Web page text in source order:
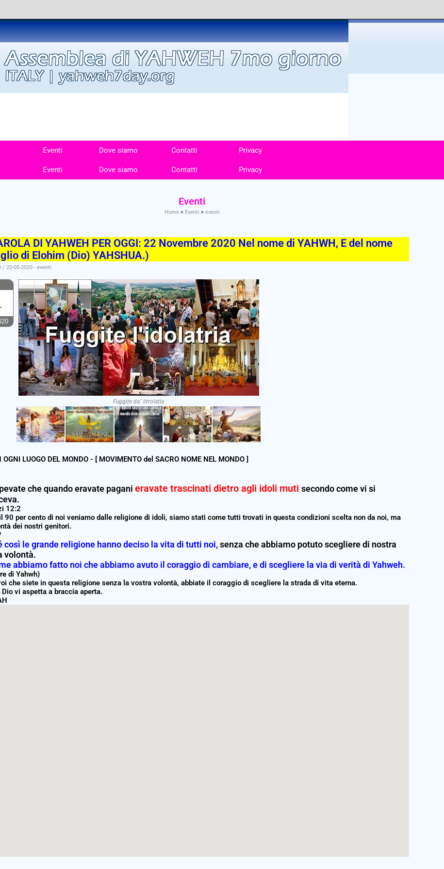
Eventi Dove siamo Contatti Privacy
Eventi Dove siamo Contatti Privacy
Eventi
Home> Eventi > eventi
DI YAHWEH PER OGGI: 22 Novembre 2020 Nel nome di YAHWH, E del nome
di Elohim (Dio) YAHSHUA.)
/ 22-05-2020 - eventi
Fuggite da´ litrolatia
OGNI LUOGO DEL MONDO - [ MOVIMENTO del SACRO NOME NEL MONDO ]
che quando eravate pagani eravate trascinati dietro agli idoli muti secondo come vi si
12:2
90 per cento di noi veniamo dalle religione di idoli, siamo stati come tutti trovati in questa condizioni scelta non da noi, ma
dei nostri genitori.
così le grande religione hanno deciso la vita di tutti noi,senza che abbiamo potuto scegliere di nostra
volontà.
abbiamo fatto noi che abbiamo avuto il coraggio di cambiare, e di scegliere la via di verità di Yahweh.
di Yahwh)
che siete in questa religione senza la vostra volontà, abbiate il coraggio di scegliere la strada di vita eterna.
Dio vi aspetta a braccia aperta.